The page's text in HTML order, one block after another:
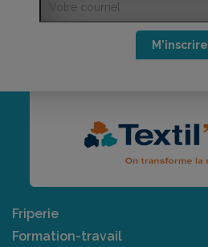
M'inscrire
Friperie
Formation-travail